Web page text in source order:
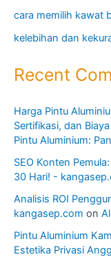
cara memilih kawat
kelebihan dan
Recent
Harga Pintu
Sertifikasi, dan
Pintu Aluminium:
SEO Konten
30 Hari! -
Analisis ROI
kangasep.com on
Pintu Aluminium
Estetika Privasi